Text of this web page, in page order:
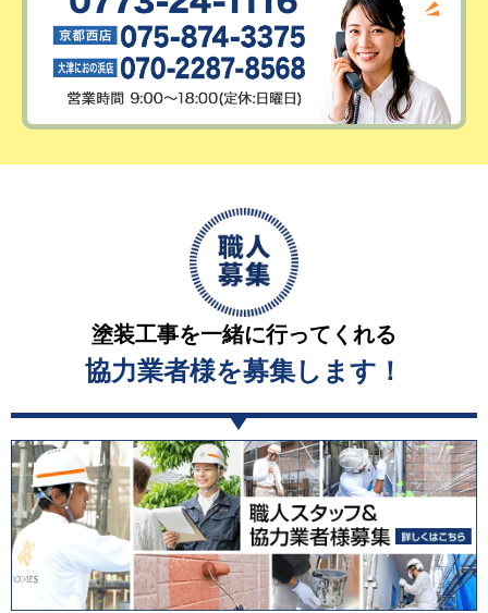
塗装工事を一緒に行ってくれる
協力業者様を募集します！